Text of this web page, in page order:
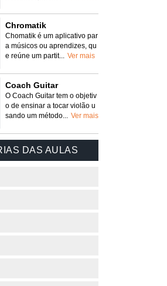
Chromatik
Chomatik é um aplicativo par
a músicos ou aprendizes, qu
e reúne um partit... Ver mais
Coach Guitar
O Coach Guitar tem o objetiv
o de ensinar a tocar violão u
sando um método... Ver mais
DAS AULAS